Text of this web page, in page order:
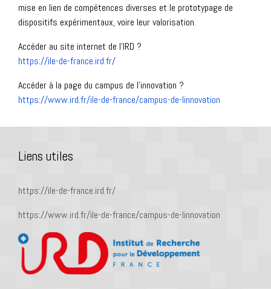
mise en lien de compétences diverses et le prototypage de
dispositifs expérimentaux, voire leur valorisation.
Accéder au site internet de l’IRD ?
https://ile-de-france.ird.fr/
Accéder à la page du campus de l’innovation ?
https://www.ird.fr/ile-de-france/campus-de-linnovation
Liens utiles
https://ile-de-france.ird.fr/
https://www.ird.fr/ile-de-france/campus-de-linnovation